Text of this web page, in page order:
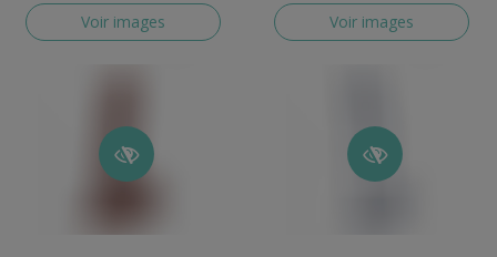
Voir images Voir images